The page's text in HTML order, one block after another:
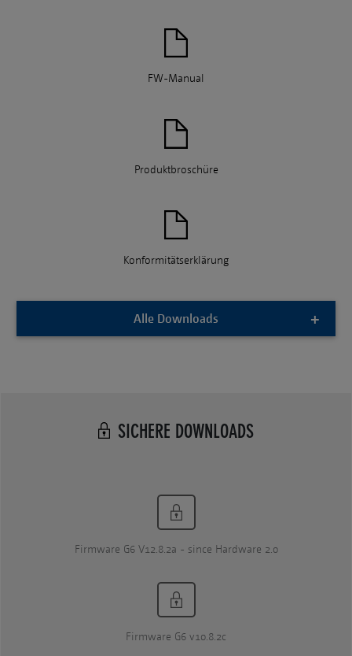
FW-Manual
Produktbroschüre
Konformitätserklärung
Alle Downloads
SICHERE DOWNLOADS
Firmware G6 V12.8.2a - since Hardware 2.0
Firmware G6 v10.8.2c